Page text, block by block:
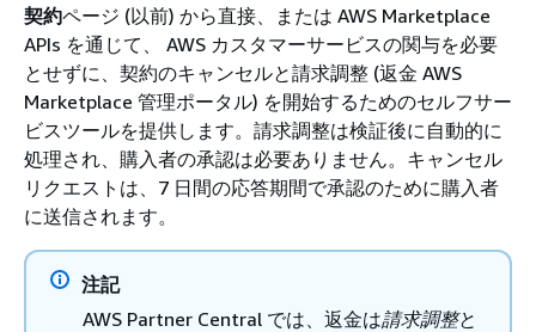
契約ページ (以前) から直接、または AWS Marketplace
APIs を通じて、 AWS カスタマーサービスの関与を必要
とせずに、契約のキャンセルと請求調整 (返金 AWS
Marketplace 管理ポータル) を開始するためのセルフサー
ビスツールを提供します。請求調整は検証後に自動的に
処理され、購入者の承認は必要ありません。キャンセル
リクエストは、7 日間の応答期間で承認のために購入者
に送信されます。
注記
AWS Partner Central では、返金は請求調整と